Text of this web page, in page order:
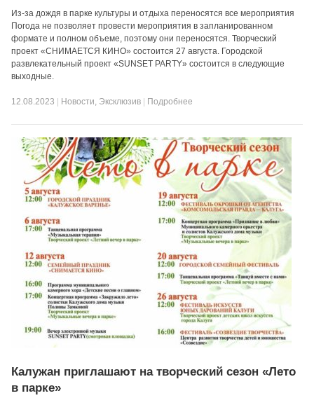
Из-за дождя в парке культуры и отдыха переносятся все мероприятия
Погода не позволяет провести мероприятия в запланированном
формате и полном объеме, поэтому они переносятся. Творческий
проект «СНИМАЕТСЯ КИНО» состоится 27 августа. Городской
развлекательный проект «SUNSET PARTY» состоится в следующие
выходные.
12.08.2023 Новости, Эксклюзив Подробнее
Калужан приглашают на творческий сезон «Лето
в парке»